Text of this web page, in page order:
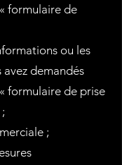
formulaire de
ou les
avez demandés
formulaire de prise
;